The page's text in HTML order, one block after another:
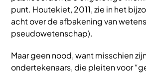
punt. Houtekiet, 2011, zie in het
acht over de afbakening van
pseudowetenschap).
Maar geen nood, want misschien
ondertekenaars, die pleiten voor